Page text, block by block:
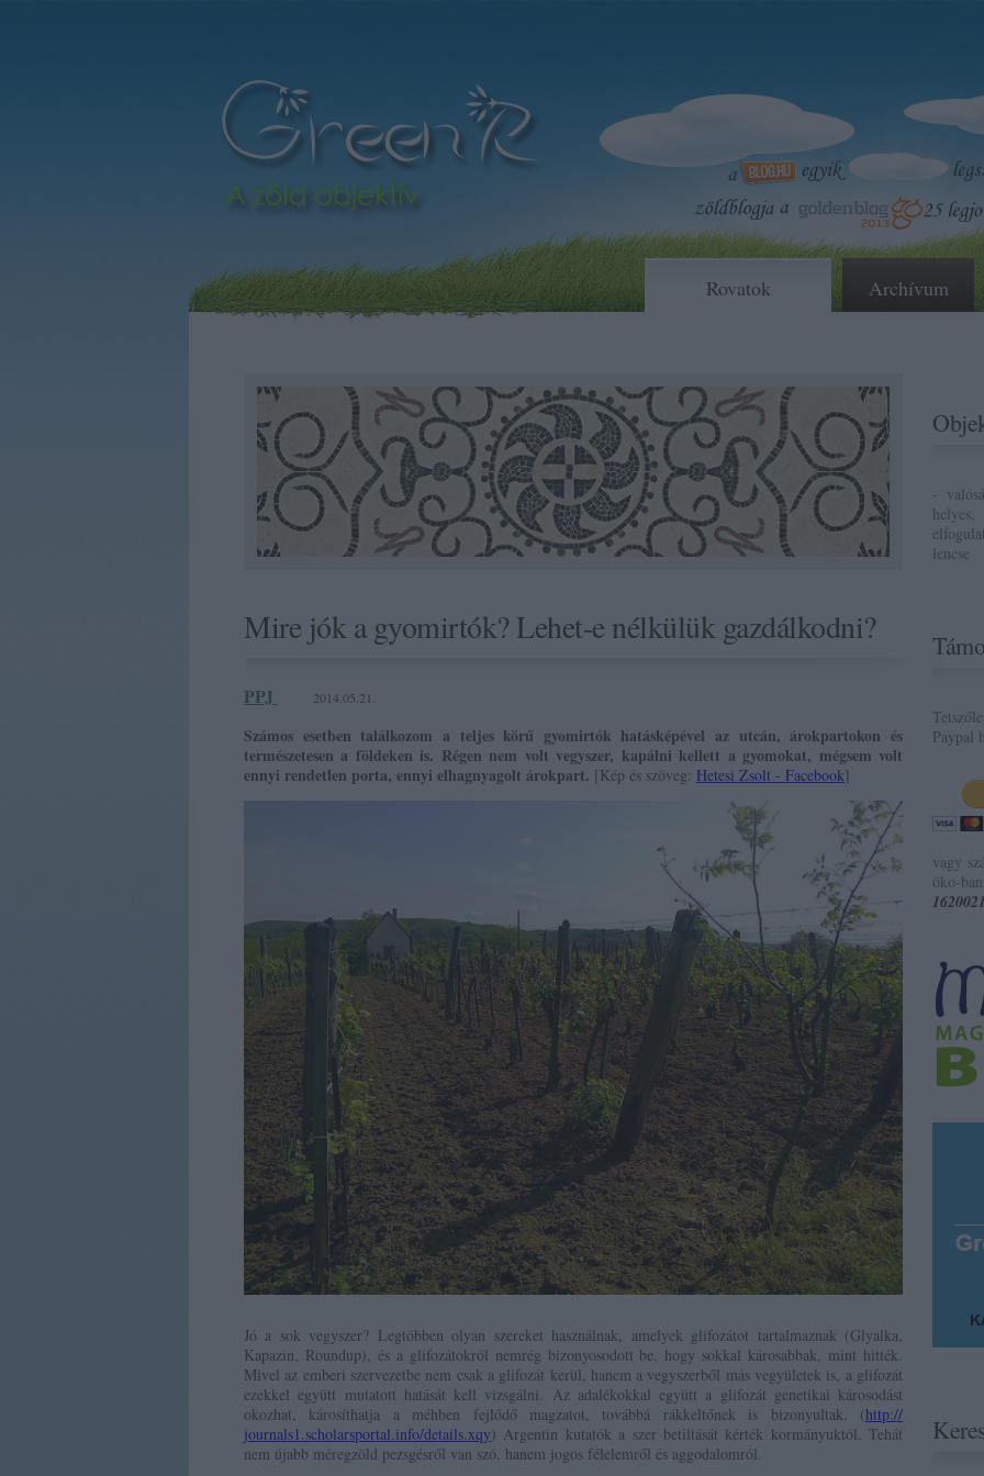
Archívum
Rovatok
Mire jók a gyomirtók? Lehet-e nélkülük gazdálkodni?
PPJ 2014.05.21.
Számos esetben találkozom a teljes körű gyomirtók hatásképével az utcán, árokpartokon és
természetesen a földeken is. Régen nem volt vegyszer, kapálni kellett a gyomokat, mégsem volt
ennyi rendetlen porta, ennyi elhagnyagolt árokpart. [Kép és szöveg: Hetesi Zsolt - Facebook]
Jó a sok vegyszer? Legtöbben olyan szereket használnak, amelyek glifozátot tartalmaznak (Glyalka,
Kapazin, Roundup), és a glifozátokról nemrég bizonyosodott be, hogy sokkal károsabbak, mint hitték.
Mivel az emberi szervezetbe nem csak a glifozát kerül, hanem a vegyszerből más vegyületek is, a glifozát
ezekkel együtt mutatott hatását kell vizsgálni. Az adalékokkal együtt a glifozát genetikai károsodást
okozhat, károsíthatja a méhben fejlődő magzatot, továbbá rákkeltőnek is bizonyultak. (http://
journals1.scholarsportal.info/details.xqy) Argentin kutatók a szer betiltását kérték kormányuktól. Tehát
nem újabb méregzöld pezsgésről van szó, hanem jogos félelemről és aggodalomról.
-
lencse
Paypal
vagy
öko-